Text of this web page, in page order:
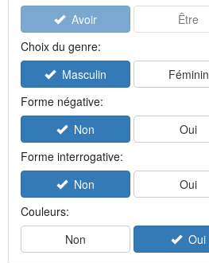
Avoir
Être
Choix du genre:
Masculin
Féminin
Forme négative:
Non
Oui
Forme interrogative:
Non
Oui
Couleurs:
Non
Oui